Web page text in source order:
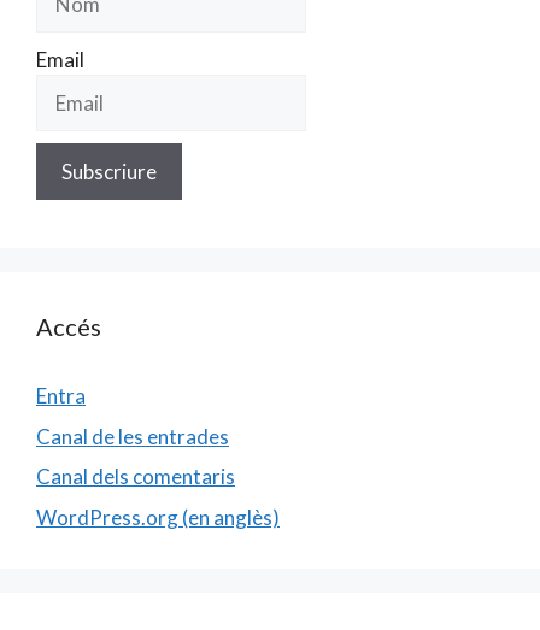
Email
Accés
Entra
Canal de les entrades
Canal dels comentaris
WordPress.org (en anglès)